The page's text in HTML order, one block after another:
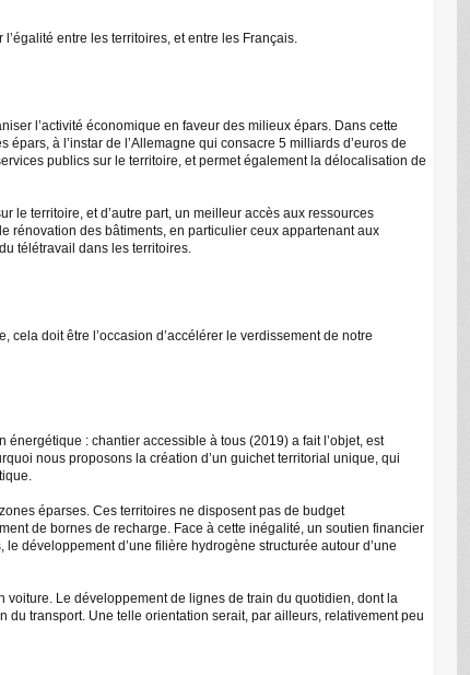
entre les territoires, et entre les Français.
l’activité économique en faveur des milieux épars. Dans cette
à l’instar de l’Allemagne qui consacre 5 milliards d’euros de
publics sur le territoire, et permet également la délocalisation de
le territoire, et d’autre part, un meilleur accès aux ressources
rénovation des bâtiments, en particulier ceux appartenant aux
télétravail dans les territoires.
doit être l’occasion d’accélérer le verdissement de notre
: chantier accessible à tous (2019) a fait l’objet, est
nous proposons la création d’un guichet territorial unique, qui
éparses. Ces territoires ne disposent pas de budget
de bornes de recharge. Face à cette inégalité, un soutien financier
développement d’une filière hydrogène structurée autour d’une
voiture. Le développement de lignes de train du quotidien, dont la
du transport. Une telle orientation serait, par ailleurs, relativement peu